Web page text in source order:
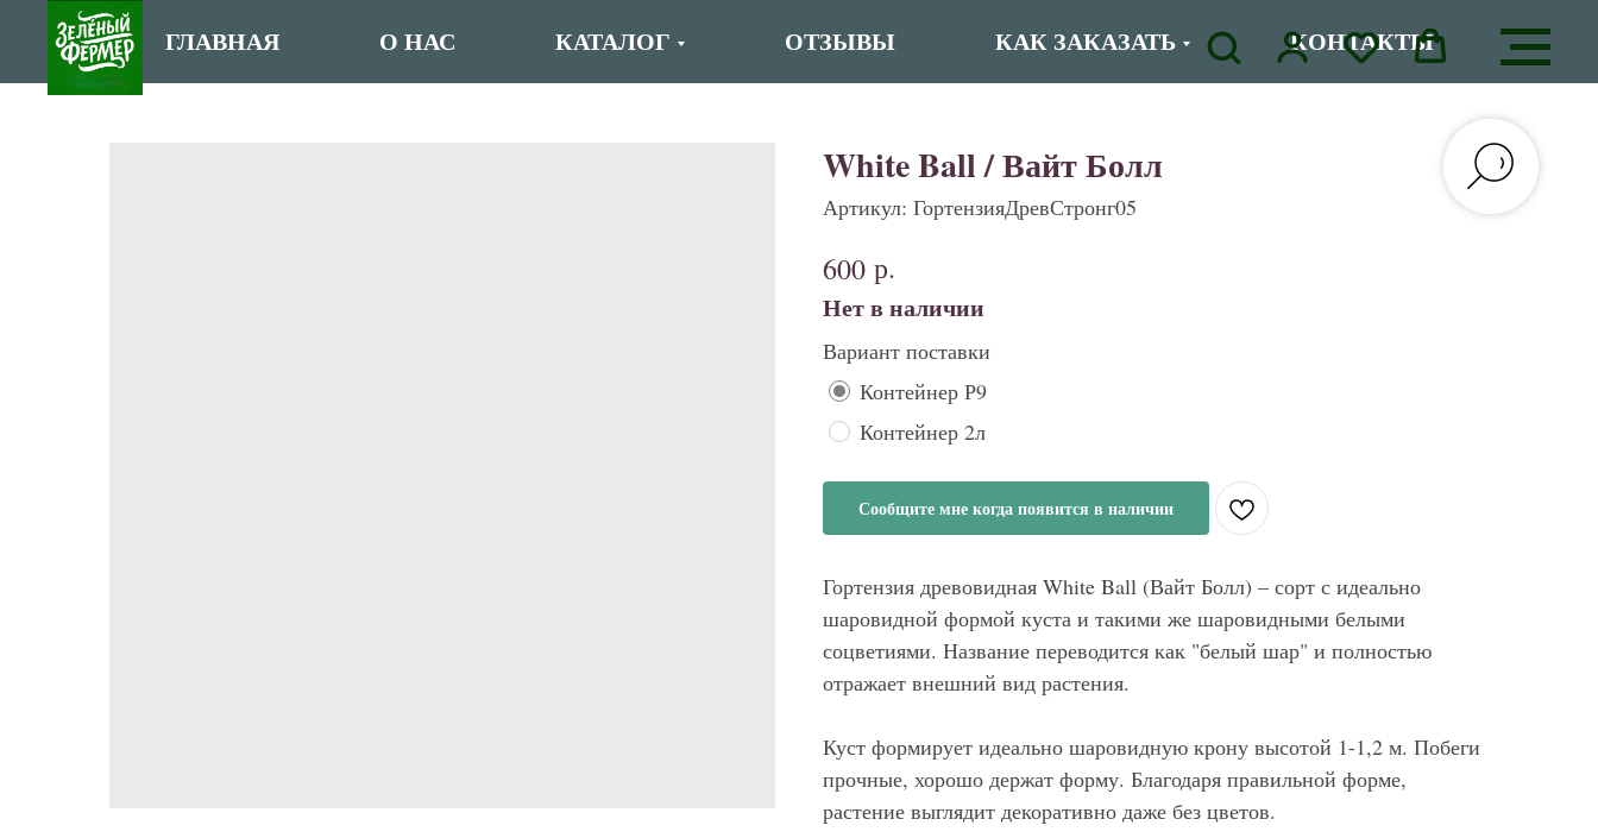
ГЛАВНАЯ О НАС КАТАЛОГ ОТЗЫВЫ КАК ЗАКАЗАТЬ КОНТАКТЫ
White Ball / Вайт Болл
Артикул: ГортензияДревСтронг05
600 р.
Нет в наличии
Вариант поставки
Контейнер Р9
Контейнер 2л
Сообщите мне когда появится в наличии
Гортензия древовидная White Ball (Вайт Болл) – сорт с идеально
шаровидной формой куста и такими же шаровидными белыми
соцветиями. Название переводится как "белый шар" и полностью
отражает внешний вид растения.
Куст формирует идеально шаровидную крону высотой 1-1,2 м. Побеги
прочные, хорошо держат форму. Благодаря правильной форме,
растение выглядит декоративно даже без цветов.